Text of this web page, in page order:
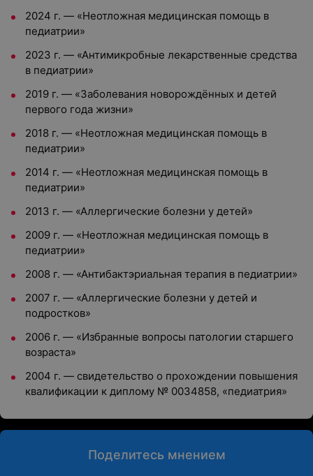
2024 г. — «Неотложная медицинская помощь в
педиатрии»
2023 г. — «Антимикробные лекарственные средства
в педиатрии»
2019 г. — «Заболевания новорождённых и детей
первого года жизни»
2018 г. — «Неотложная медицинская помощь в
педиатрии»
2014 г. — «Неотложная медицинская помощь в
педиатрии»
2013 г. — «Аллергические болезни у детей»
2009 г. — «Неотложная медицинская помощь в
педиатрии»
2008 г. — «Антибактэриальная терапия в педиатрии»
2007 г. — «Аллергические болезни у детей и
подростков»
2006 г. — «Избранные вопросы патологии старшего
возраста»
2004 г. — свидетельство о прохождении повышения
квалификации к диплому № 0034858, «педиатрия»
Поделитесь мнением